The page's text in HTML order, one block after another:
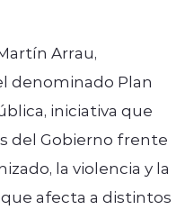
Arrau,
denominado Plan
iniciativa que
del Gobierno frente
la violencia y la
afecta a distintos